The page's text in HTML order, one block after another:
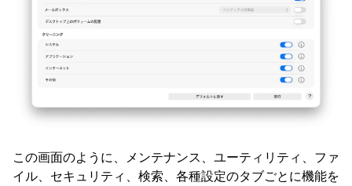
この画面のように、メンテナンス、ユーティリティ、ファ
イル、セキュリティ、検索、各種設定のタブごとに機能を